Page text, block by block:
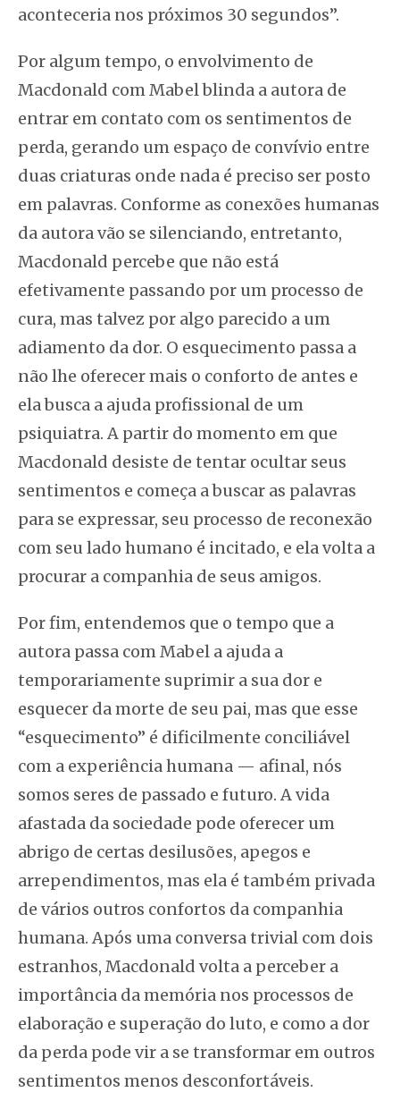
aconteceria nos próximos 30 segundos”.
Por algum tempo, o envolvimento de
Macdonald com Mabel blinda a autora de
entrar em contato com os sentimentos de
perda, gerando um espaço de convívio entre
duas criaturas onde nada é preciso ser posto
em palavras. Conforme as conexões humanas
da autora vão se silenciando, entretanto,
Macdonald percebe que não está
efetivamente passando por um processo de
cura, mas talvez por algo parecido a um
adiamento da dor. O esquecimento passa a
não lhe oferecer mais o conforto de antes e
ela busca a ajuda profissional de um
psiquiatra. A partir do momento em que
Macdonald desiste de tentar ocultar seus
sentimentos e começa a buscar as palavras
para se expressar, seu processo de reconexão
com seu lado humano é incitado, e ela volta a
procurar a companhia de seus amigos.
Por fim, entendemos que o tempo que a
autora passa com Mabel a ajuda a
temporariamente suprimir a sua dor e
esquecer da morte de seu pai, mas que esse
“esquecimento” é dificilmente conciliável
com a experiência humana — afinal, nós
somos seres de passado e futuro. A vida
afastada da sociedade pode oferecer um
abrigo de certas desilusões, apegos e
arrependimentos, mas ela é também privada
de vários outros confortos da companhia
humana. Após uma conversa trivial com dois
estranhos, Macdonald volta a perceber a
importância da memória nos processos de
elaboração e superação do luto, e como a dor
da perda pode vir a se transformar em outros
sentimentos menos desconfortáveis.